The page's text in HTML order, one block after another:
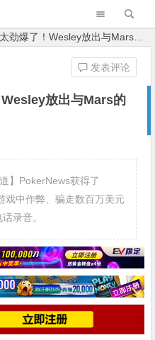
！Wesley放出与Mars的通话录音，被暴力威胁？
Wesley放出与Mars的
发表评论
】PokerNews获得了
戏中作弊、骗走数百万美元
录音。